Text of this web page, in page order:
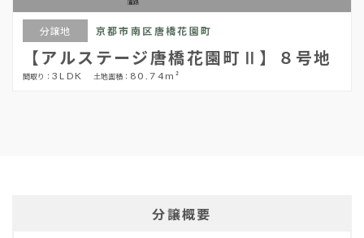
分譲地 京都市南区唐橋花園町
【アルステージ唐橋花園町Ⅱ】８号地
3LDK 80.74m²
分譲概要